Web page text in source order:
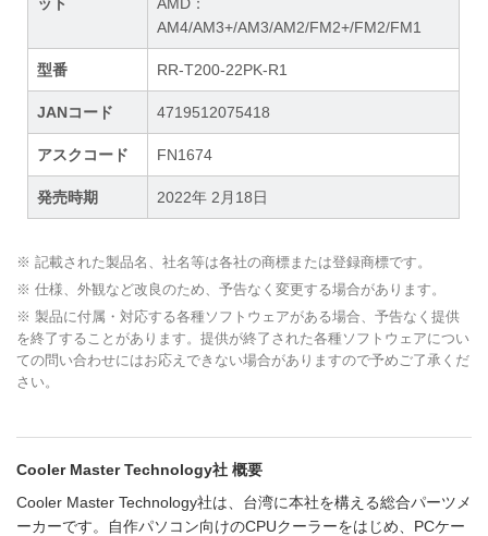
AM4/AM3+/AM3/AM2/FM2+/FM2/FM1
型番 RR-T200-22PK-R1
JANコード 4719512075418
アスクコード FN1674
発売時期 2022年 2月18日
※ 記載された製品名、社名等は各社の商標または登録商標です。
※ 仕様、外観など改良のため、予告なく変更する場合があります。
※ 製品に付属・対応する各種ソフトウェアがある場合、予告なく提供
を終了することがあります。提供が終了された各種ソフトウェアについ
ての問い合わせにはお応えできない場合がありますので予めご了承くだ
さい。
Cooler Master Technology社 概要
Cooler Master Technology社は、台湾に本社を構える総合パーツメ
ーカーです。自作パソコン向けのCPUクーラーをはじめ、PCケー